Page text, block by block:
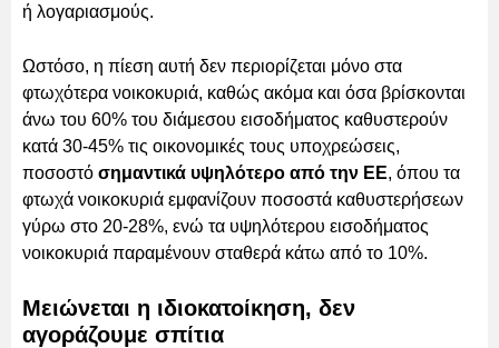
ή λογαριασμούς.
Ωστόσο, η πίεση αυτή δεν περιορίζεται μόνο στα
φτωχότερα νοικοκυριά, καθώς ακόμα και όσα βρίσκονται
άνω του 60% του διάμεσου εισοδήματος καθυστερούν
κατά 30-45% τις οικονομικές τους υποχρεώσεις,
ποσοστό σημαντικά υψηλότερο από την ΕΕ, όπου τα
φτωχά νοικοκυριά εμφανίζουν ποσοστά καθυστερήσεων
γύρω στο 20-28%, ενώ τα υψηλότερου εισοδήματος
νοικοκυριά παραμένουν σταθερά κάτω από το 10%.
Μειώνεται η ιδιοκατοίκηση, δεν
αγοράζουμε σπίτια